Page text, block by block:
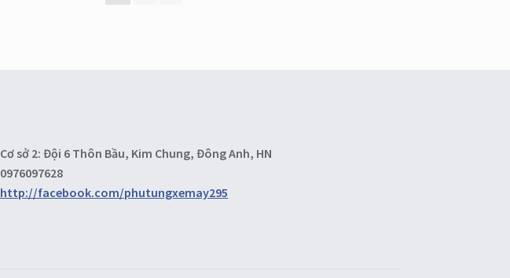
Cơ sở 2: Đội 6 Thôn Bầu, Kim Chung, Đông Anh, HN
0976097628
http://facebook.com/phutungxemay295